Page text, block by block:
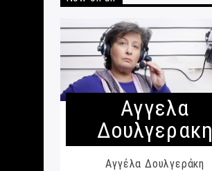
Αγγελα
Δουλγερακη
Αγγέλα Δουλγεράκη